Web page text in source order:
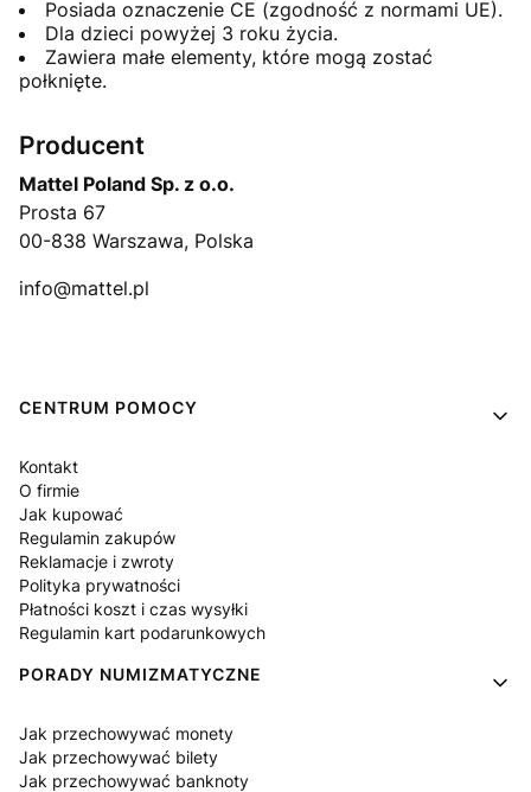
Posiada oznaczenie CE (zgodność z normami UE).
Dla dzieci powyżej 3 roku życia.
Zawiera małe elementy, które mogą zostać
połknięte.
Producent
Mattel Poland Sp. z o.o.
Prosta 67
00-838 Warszawa, Polska
info@mattel.pl
Linki w stopce
CENTRUM POMOCY
Kontakt
O firmie
Jak kupować
Regulamin zakupów
Reklamacje i zwroty
Polityka prywatności
Płatności koszt i czas wysyłki
Regulamin kart podarunkowych
PORADY NUMIZMATYCZNE
Jak przechowywać monety
Jak przechowywać bilety
Jak przechowywać banknoty